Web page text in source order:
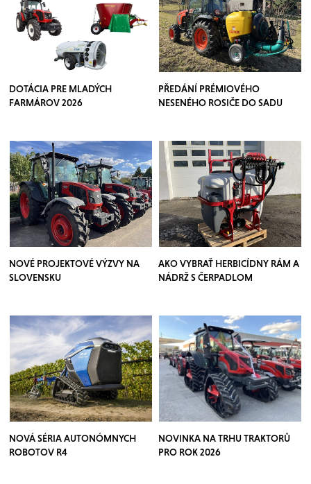
DOTÁCIA PRE MLADÝCH
FARMÁROV 2026
PŘEDÁNÍ PRÉMIOVÉHO
NESENÉHO ROSIČE DO SADU
NOVÉ PROJEKTOVÉ VÝZVY NA
SLOVENSKU
AKO VYBRAŤ HERBICÍDNY RÁM A
NÁDRŽ S ČERPADLOM
NOVÁ SÉRIA AUTONÓMNYCH
ROBOTOV R4
NOVINKA NA TRHU TRAKTORŮ
PRO ROK 2026